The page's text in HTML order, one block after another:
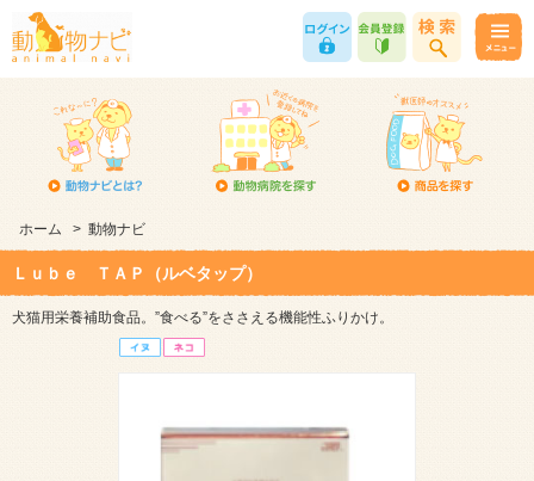
ホーム > 動物ナビ
Ｌｕｂｅ ＴＡＰ（ルベタップ）
犬猫用栄養補助食品。”食べる”をささえる機能性ふりかけ。